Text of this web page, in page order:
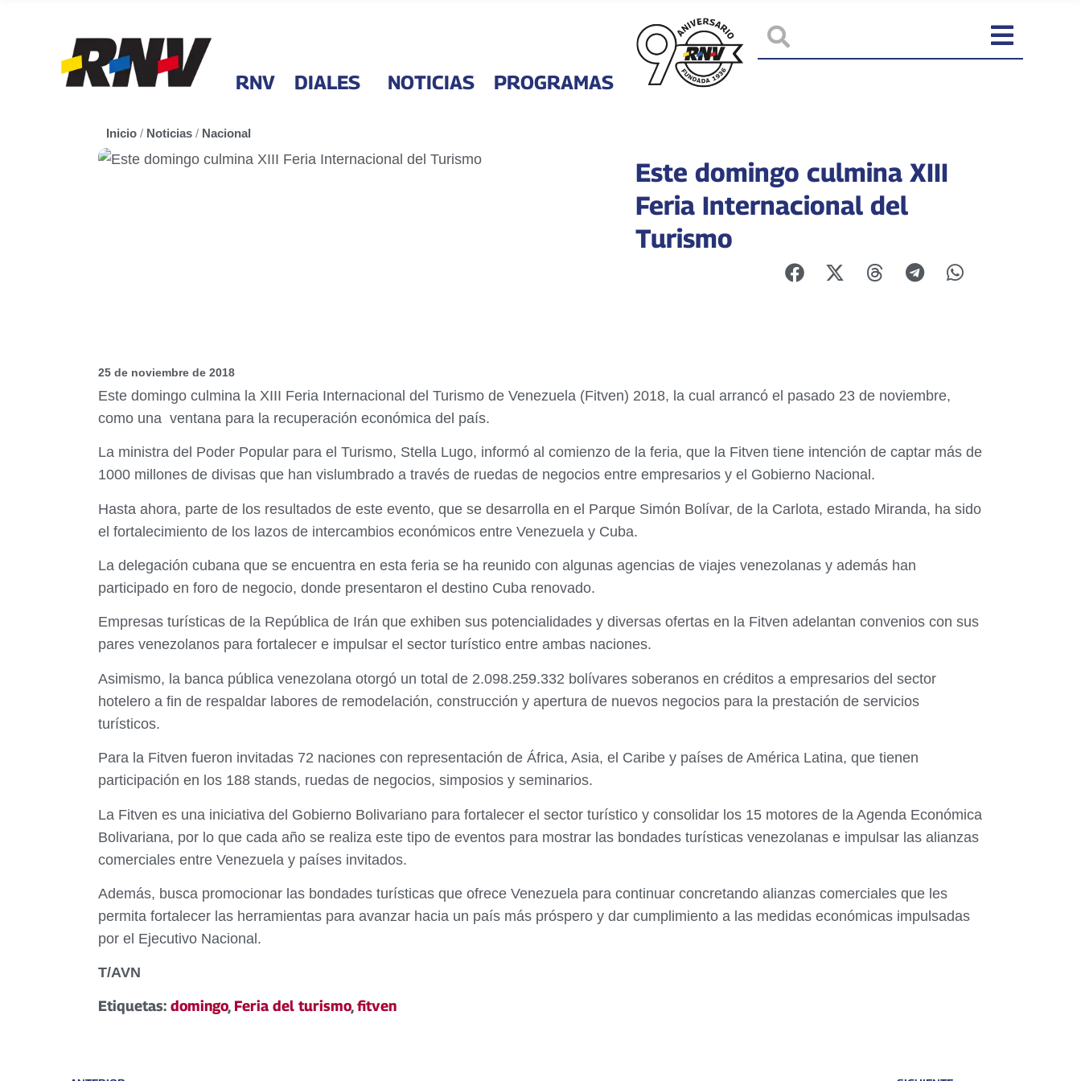
RNV DIALES NOTICIAS PROGRAMAS
Inicio / Noticias / Nacional
Este domingo culmina XIII
Feria Internacional del
Turismo
25 de noviembre de 2018
Este domingo culmina la XIII Feria Internacional del Turismo de Venezuela (Fitven) 2018, la cual arrancó el pasado 23 de noviembre,
como una ventana para la recuperación económica del país.
La ministra del Poder Popular para el Turismo, Stella Lugo, informó al comienzo de la feria, que la Fitven tiene intención de captar más de
1000 millones de divisas que han vislumbrado a través de ruedas de negocios entre empresarios y el Gobierno Nacional.
Hasta ahora, parte de los resultados de este evento, que se desarrolla en el Parque Simón Bolívar, de la Carlota, estado Miranda, ha sido
el fortalecimiento de los lazos de intercambios económicos entre Venezuela y Cuba.
La delegación cubana que se encuentra en esta feria se ha reunido con algunas agencias de viajes venezolanas y además han
participado en foro de negocio, donde presentaron el destino Cuba renovado.
Empresas turísticas de la República de Irán que exhiben sus potencialidades y diversas ofertas en la Fitven adelantan convenios con sus
pares venezolanos para fortalecer e impulsar el sector turístico entre ambas naciones.
Asimismo, la banca pública venezolana otorgó un total de 2.098.259.332 bolívares soberanos en créditos a empresarios del sector
hotelero a fin de respaldar labores de remodelación, construcción y apertura de nuevos negocios para la prestación de servicios
turísticos.
Para la Fitven fueron invitadas 72 naciones con representación de África, Asia, el Caribe y países de América Latina, que tienen
participación en los 188 stands, ruedas de negocios, simposios y seminarios.
La Fitven es una iniciativa del Gobierno Bolivariano para fortalecer el sector turístico y consolidar los 15 motores de la Agenda Económica
Bolivariana, por lo que cada año se realiza este tipo de eventos para mostrar las bondades turísticas venezolanas e impulsar las alianzas
comerciales entre Venezuela y países invitados.
Además, busca promocionar las bondades turísticas que ofrece Venezuela para continuar concretando alianzas comerciales que les
permita fortalecer las herramientas para avanzar hacia un país más próspero y dar cumplimiento a las medidas económicas impulsadas
por el Ejecutivo Nacional.
T/AVN
Etiquetas: domingo, Feria del turismo,fitven